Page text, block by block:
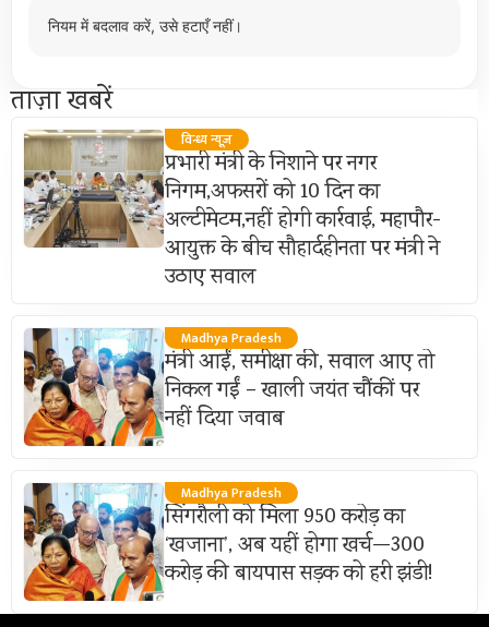
नियम में बदलाव करें, उसे हटाएँ नहीं।
ताज़ा खबरें
विन्ध्य न्यूज़
प्रभारी मंत्री के निशाने पर नगर
निगम,अफसरों को 10 दिन का
अल्टीमेटम,नहीं होगी कार्रवाई, महापौर-
आयुक्त के बीच सौहार्दहीनता पर मंत्री ने
उठाए सवाल
Madhya Pradesh
मंत्री आईं, समीक्षा की, सवाल आए तो
निकल गईं – खाली जयंत चौंकीं पर
नहीं दिया जवाब
Madhya Pradesh
सिंगरौली को मिला 950 करोड़ का
‘खजाना’, अब यहीं होगा खर्च—300
करोड़ की बायपास सड़क को हरी झंडी!